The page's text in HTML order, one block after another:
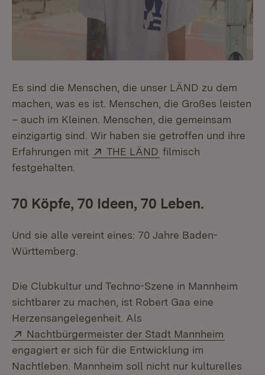
Es sind die Menschen, die unser LÄND zu dem
machen, was es ist. Menschen, die Großes leisten
– auch im Kleinen. Menschen, die gemeinsam
einzigartig sind. Wir haben sie getroffen und ihre
Erfahrungen mit
Extern:
THE LÄND (Öffnet in neuem
filmisch
festgehalten.
70 Köpfe, 70 Ideen, 70 Leben.
Und sie alle vereint eines: 70 Jahre Baden-
Württemberg.
Die Clubkultur und Techno-Szene in Mannheim
sichtbarer zu machen, ist Robert Gaa eine
Herzensangelegenheit. Als
Extern:
Nachtbürgermeister der Stadt Mannheim
engagiert er sich für die Entwicklung im
Nachtleben. Mannheim soll nicht nur kulturelles